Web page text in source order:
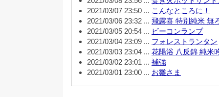
2021/03/07 23:50 ... こんなところに！
2021/03/06 23:32 ... 飛露喜 特別純米 無
2021/03/05 20:54 ... ビーコンランプ
2021/03/04 23:09 ... フォレストランタン
2021/03/03 23:04 ... 花陽浴 八反錦 純米
2021/03/02 23:01 ... 補強
2021/03/01 23:00 ... お雛さま